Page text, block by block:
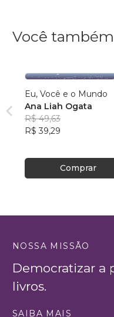
Você
Eu, Você e o Mundo
Ana Liah Ogata
R$ 49,63
R$ 39,29
Comprar
NOSSA MISSÃO
Democratizar a
livros.
SAIBA MAIS